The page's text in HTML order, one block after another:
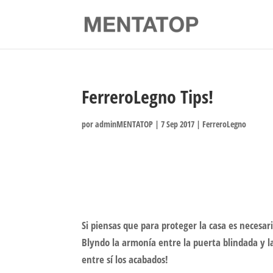
FerreroLegno Tips!
poradminMENTATOP |7 Sep 2017 | FerreroLegno
Si piensas que para proteger la casa es
Blyndo la armonía entre la puerta blindada y
entre sí los acabados!